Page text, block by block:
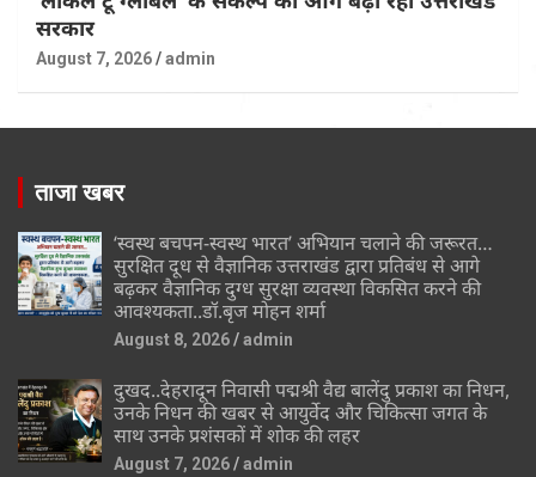
सरकार
August 7, 2026 admin
ताजा खबर
‘स्वस्थ बचपन-स्वस्थ भारत’ अभियान चलाने की जरूरत…
सुरक्षित दूध से वैज्ञानिक उत्तराखंड द्वारा प्रतिबंध से आगे
बढ़कर वैज्ञानिक दुग्ध सुरक्षा व्यवस्था विकसित करने की
आवश्यकता..डॉ.बृज मोहन शर्मा
August 8, 2026 admin
दुखद..देहरादून निवासी पद्मश्री वैद्य बालेंदु प्रकाश का निधन,
उनके निधन की खबर से आयुर्वेद और चिकित्सा जगत के
साथ उनके प्रशंसकों में शोक की लहर
August 7, 2026 admin